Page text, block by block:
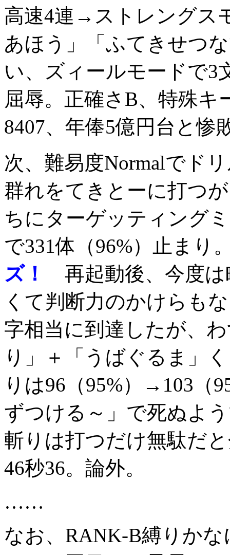
高速4連→ストレングス
あほう」「ふてきせつ
い、ズィールモードで3
屈辱。正確さB、特殊キ
8407、年俸5億円台と惨
次、難易度Normalでド
群れをてきとーに打つ
ちにターゲッティング
で331体（96%）止まり
ズ！
再起動後、今度は
くて判断力のかけらも
字相当に到達したが、
り」＋「うばぐるま」
りは96（95%）→103（
ずつける～」で死ぬよ
斬りは打つだけ無駄だ
46秒36。論外。
……
なお、RANK-B縛りか